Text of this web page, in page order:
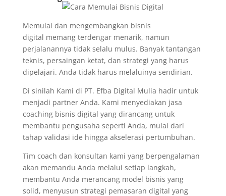
Memulai dan mengembangkan bisnis
digital memang terdengar menarik, namun
perjalanannya tidak selalu mulus. Banyak tantangan
teknis, persaingan ketat, dan strategi yang harus
dipelajari. Anda tidak harus melaluinya sendirian.
Di sinilah Kami di PT. Efba Digital Mulia hadir untuk
menjadi partner Anda. Kami menyediakan jasa
coaching bisnis digital yang dirancang untuk
membantu pengusaha seperti Anda, mulai dari
tahap validasi ide hingga akselerasi pertumbuhan.
Tim coach dan konsultan kami yang berpengalaman
akan memandu Anda melalui setiap langkah,
membantu Anda merancang model bisnis yang
solid, menyusun strategi pemasaran digital yang